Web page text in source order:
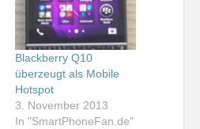
Blackberry Q10
überzeugt als Mobile
Hotspot
3. November 2013
In "SmartPhoneFan.de"